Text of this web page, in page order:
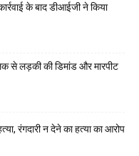
के बाद डीआईजी ने किया
से लड़की की डिमांड और मारपीट
रंगदारी न देने का हत्या का आरोप